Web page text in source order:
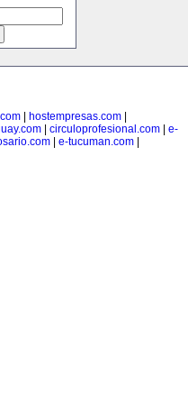
| hostempresas.com|
circuloprofesional.com
e-
| e-tucuman.com|